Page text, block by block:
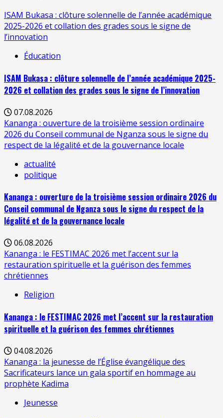
ISAM Bukasa : clôture solennelle de l’année académique
2025-2026 et collation des grades sous le signe de
l’innovation
Éducation
ISAM Bukasa : clôture solennelle de l’année académique 2025-
2026 et collation des grades sous le signe de l’innovation
07.08.2026
Kananga : ouverture de la troisième session ordinaire
2026 du Conseil communal de Nganza sous le signe du
respect de la légalité et de la gouvernance locale
actualité
politique
Kananga : ouverture de la troisième session ordinaire 2026 du
Conseil communal de Nganza sous le signe du respect de la
légalité et de la gouvernance locale
06.08.2026
Kananga : le FESTIMAC 2026 met l’accent sur la
restauration spirituelle et la guérison des femmes
chrétiennes
Religion
Kananga : le FESTIMAC 2026 met l’accent sur la restauration
spirituelle et la guérison des femmes chrétiennes
04.08.2026
Kananga : la jeunesse de l’Église évangélique des
Sacrificateurs lance un gala sportif en hommage au
prophète Kadima
Jeunesse